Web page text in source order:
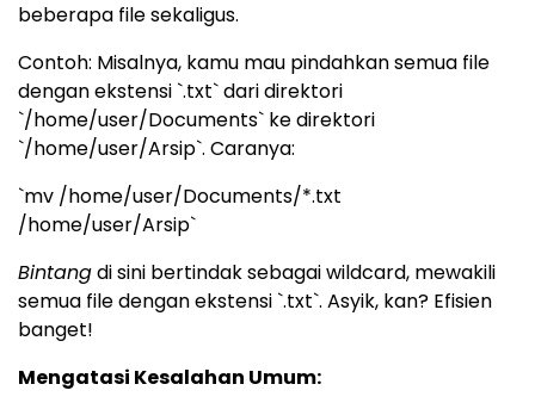
beberapa file sekaligus.
Contoh: Misalnya, kamu mau pindahkan semua file
dengan ekstensi `.txt` dari direktori
`/home/user/Documents` ke direktori
`/home/user/Arsip`. Caranya:
`mv /home/user/Documents/*.txt
/home/user/Arsip`
Bintangdi sini bertindak sebagai wildcard, mewakili
semua file dengan ekstensi `.txt`. Asyik, kan? Efisien
banget!
Mengatasi Kesalahan Umum: